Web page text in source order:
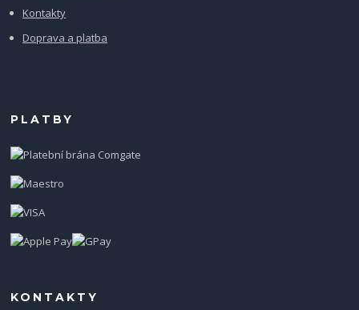
Kontakty
Doprava a platba
PLATBY
KONTAKTY